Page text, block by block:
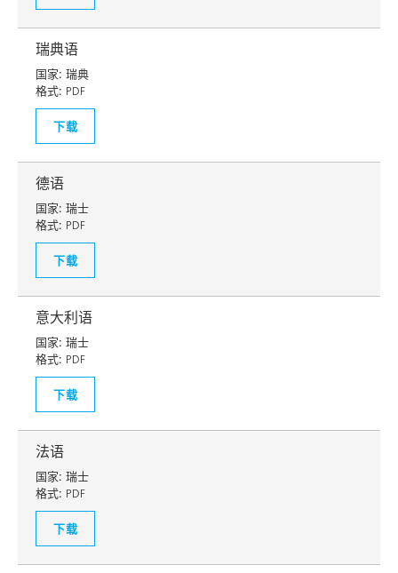
瑞典语
国家: 瑞典
格式: PDF
下载
德语
国家: 瑞士
格式: PDF
下载
意大利语
国家: 瑞士
格式: PDF
下载
法语
国家: 瑞士
格式: PDF
下载